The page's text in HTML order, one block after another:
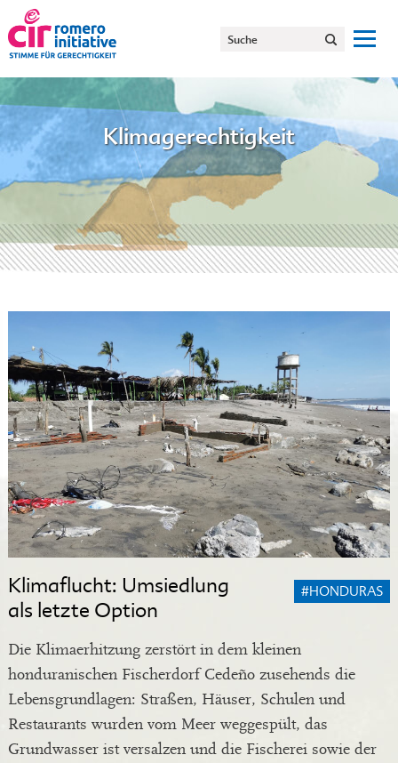
Klimagerechtigkeit
Klimaflucht: Umsiedlung
als letzte Option
#HONDURAS
Die Klimaerhitzung zerstört in dem kleinen
honduranischen Fischerdorf Cedeño zusehends die
Lebensgrundlagen: Straßen, Häuser, Schulen und
Restaurants wurden vom Meer weggespült, das
Grundwasser ist versalzen und die Fischerei sowie der